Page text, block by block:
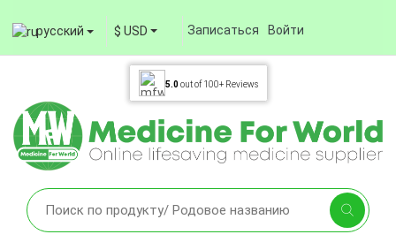
русский $ USD Записаться Войти
5.0out of 100+ Reviews